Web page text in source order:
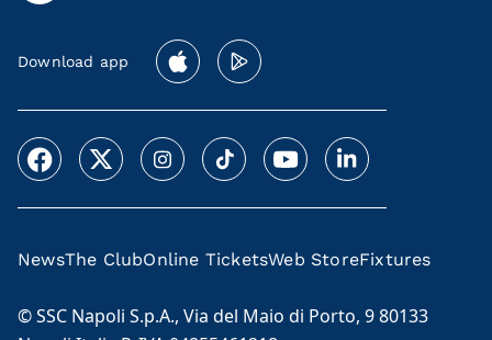
Download app
NewsThe ClubOnline TicketsWeb StoreFixtures
© SSC Napoli S.p.A., Via del Maio di Porto, 9 80133